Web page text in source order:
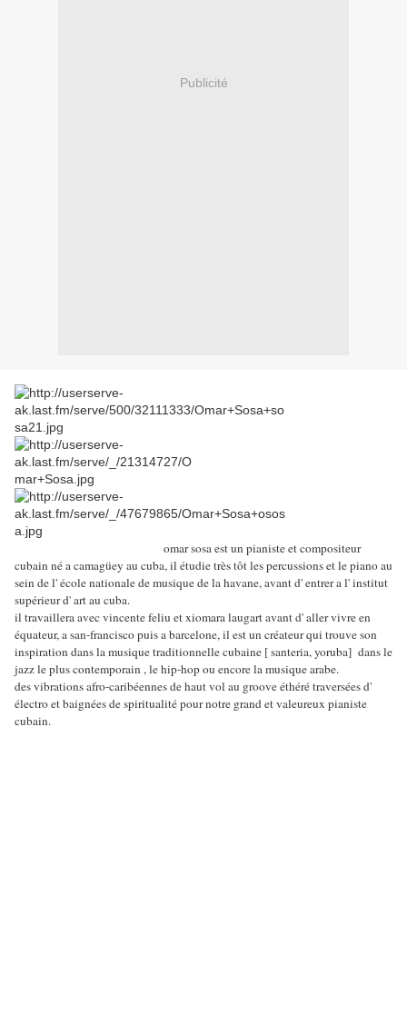
Publicité
omar sosa est un pianiste et compositeur
cubain né a camagüey au cuba, il étudie très tôt les percussions et le piano au
sein de l' école nationale de musique de la havane, avant d' entrer a l' institut
supérieur d' art au cuba.
il travaillera avec vincente feliu et xiomara laugart avant d' aller vivre en
équateur, a san-francisco puis a barcelone, il est un créateur qui trouve son
inspiration dans la musique traditionnelle cubaine [ santeria, yoruba] dans le
jazz le plus contemporain , le hip-hop ou encore la musique arabe.
des vibrations afro-caribéennes de haut vol au groove éthéré traversées d'
électro et baignées de spiritualité pour notre grand et valeureux pianiste
cubain.